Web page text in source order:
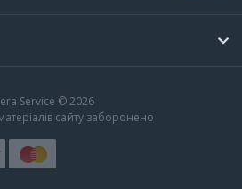
Service © 2026
сайту заборонено